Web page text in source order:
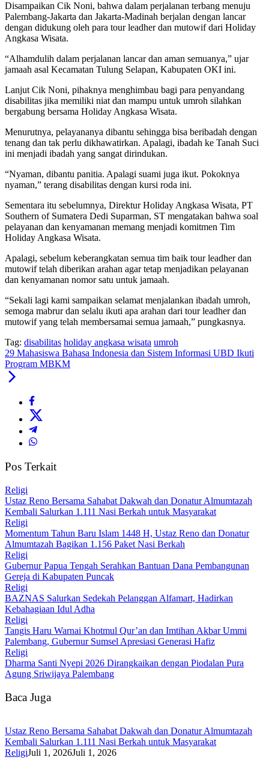
Disampaikan Cik Noni, bahwa dalam perjalanan terbang menuju
Palembang-Jakarta dan Jakarta-Madinah berjalan dengan lancar
dengan didukung oleh para tour leadher dan mutowif dari Holiday
Angkasa Wisata.
“Alhamdulih dalam perjalanan lancar dan aman semuanya,” ujar
jamaah asal Kecamatan Tulung Selapan, Kabupaten OKI ini.
Lanjut Cik Noni, pihaknya menghimbau bagi para penyandang
disabilitas jika memiliki niat dan mampu untuk umroh silahkan
bergabung bersama Holiday Angkasa Wisata.
Menurutnya, pelayananya dibantu sehingga bisa beribadah dengan
tenang dan tak perlu dikhawatirkan. Apalagi, ibadah ke Tanah Suci
ini menjadi ibadah yang sangat dirindukan.
“Nyaman, dibantu panitia. Apalagi suami juga ikut. Pokoknya
nyaman,” terang disabilitas dengan kursi roda ini.
Sementara itu sebelumnya, Direktur Holiday Angkasa Wisata, PT
Southern of Sumatera Dedi Suparman, ST mengatakan bahwa soal
pelayanan dan kenyamanan memang menjadi komitmen Tim
Holiday Angkasa Wisata.
Apalagi, sebelum keberangkatan semua tim baik tour leadher dan
mutowif telah diberikan arahan agar tetap menjadikan pelayanan
dan kenyamanan nomor satu untuk jamaah.
“Sekali lagi kami sampaikan selamat menjalankan ibadah umroh,
semoga mabrur dan selalu ikuti apa arahan dari tour leadher dan
mutowif yang telah membersamai semua jamaah,” pungkasnya.
Tag: disabilitas holiday angkasa wisata umroh
29 Mahasiswa Bahasa Indonesia dan Sistem Informasi UBD Ikuti
Program MBKM
Pos Terkait
Religi
Ustaz Reno Bersama Sahabat Dakwah dan Donatur Almumtazah
Kembali Salurkan 1.111 Nasi Berkah untuk Masyarakat
Religi
Momentum Tahun Baru Islam 1448 H, Ustaz Reno dan Donatur
Almumtazah Bagikan 1.156 Paket Nasi Berkah
Religi
Gubernur Papua Tengah Serahkan Bantuan Dana Pembangunan
Gereja di Kabupaten Puncak
Religi
BAZNAS Salurkan Sedekah Pelanggan Alfamart, Hadirkan
Kebahagiaan Idul Adha
Religi
Tangis Haru Warnai Khotmul Qur’an dan Imtihan Akbar Ummi
Palembang, Gubernur Sumsel Apresiasi Generasi Hafiz
Religi
Dharma Santi Nyepi 2026 Dirangkaikan dengan Piodalan Pura
Agung Sriwijaya Palembang
Baca Juga
Ustaz Reno Bersama Sahabat Dakwah dan Donatur Almumtazah
Kembali Salurkan 1.111 Nasi Berkah untuk Masyarakat
ReligiJuli 1, 2026Juli 1, 2026